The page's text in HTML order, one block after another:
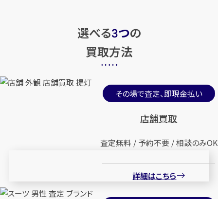
選べる3つの
買取方法
その場で査定、即現金払い
店舗買取
査定無料 / 予約不要 / 相談のみOK
詳細はこちら